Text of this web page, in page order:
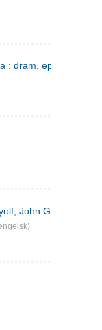
: dram. epilog v 3 d
John Gabriel